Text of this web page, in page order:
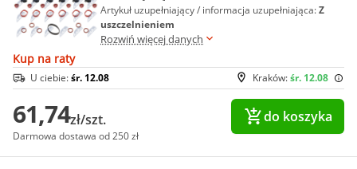
Artykuł uzupełniający / informacja uzupełniająca:Z
uszczelnieniem
Rozwiń więcej danych
Kup na raty
Kraków:śr. 12.08
U ciebie:śr. 12.08
61,74zł/szt.
Darmowa dostawa od 250 zł
do koszyka